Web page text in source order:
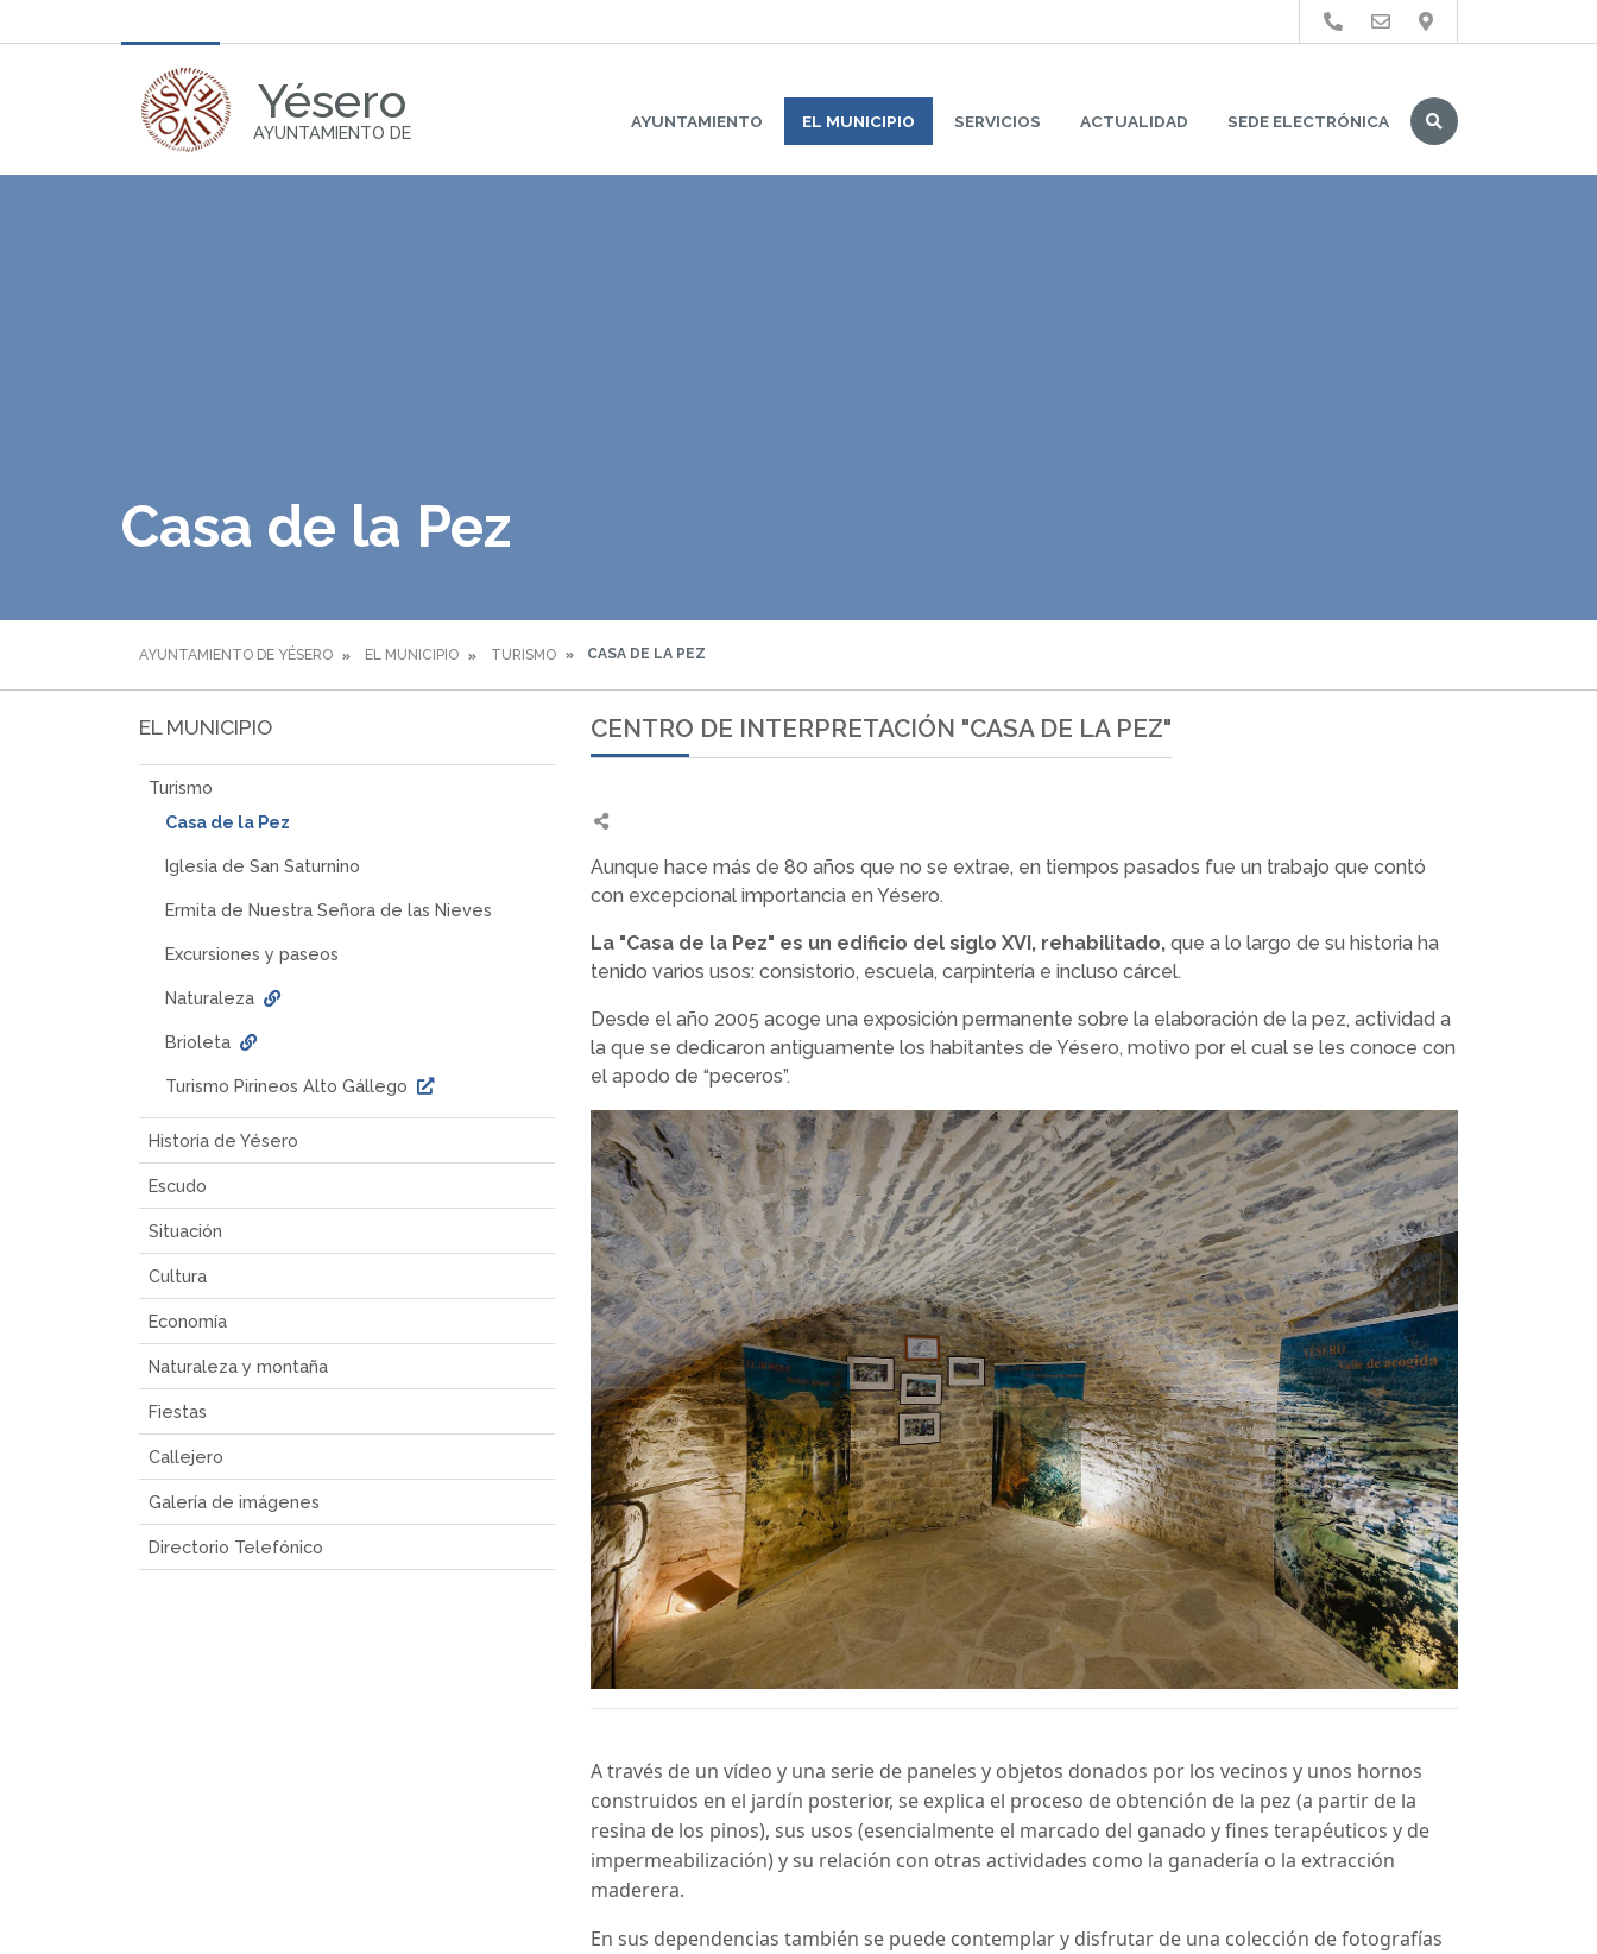
Yésero
AYUNTAMIENTO DE
AYUNTAMIENTO EL MUNICIPIO SERVICIOS ACTUALIDAD SEDE ELECTRÓNICA
Buscar
Casa de la Pez
AYUNTAMIENTO DE YÉSERO EL MUNICIPIO TURISMO CASA DE LA PEZ
EL MUNICIPIO
Turismo
Casa de la Pez
Iglesia de San Saturnino
Ermita de Nuestra Señora de las Nieves
Excursiones y paseos
Naturaleza
Brioleta
Turismo Pirineos Alto Gállego
Historia de Yésero
Escudo
Situación
Cultura
Economía
Naturaleza y montaña
Fiestas
Callejero
Galería de imágenes
Directorio Telefónico
CENTRO DE INTERPRETACIÓN "CASA DE LA PEZ"
Aunque hace más de 80 años que no se extrae, en tiempos pasados fue un trabajo que contó
con excepcional importancia en Yésero.
La "Casa de la Pez" es un edificio del siglo XVI, rehabilitado, que a lo largo de su historia ha
tenido varios usos: consistorio, escuela, carpintería e incluso cárcel.
Desde el año 2005 acoge una exposición permanente sobre la elaboración de la pez, actividad a
la que se dedicaron antiguamente los habitantes de Yésero, motivo por el cual se les conoce con
el apodo de “peceros”.
A través de un vídeo y una serie de paneles y objetos donados por los vecinos y unos hornos
construidos en el jardín posterior, se explica el proceso de obtención de la pez (a partir de la
resina de los pinos), sus usos (esencialmente el marcado del ganado y fines terapéuticos y de
impermeabilización) y su relación con otras actividades como la ganadería o la extracción
maderera.
En sus dependencias también se puede contemplar y disfrutar de una colección de fotografías